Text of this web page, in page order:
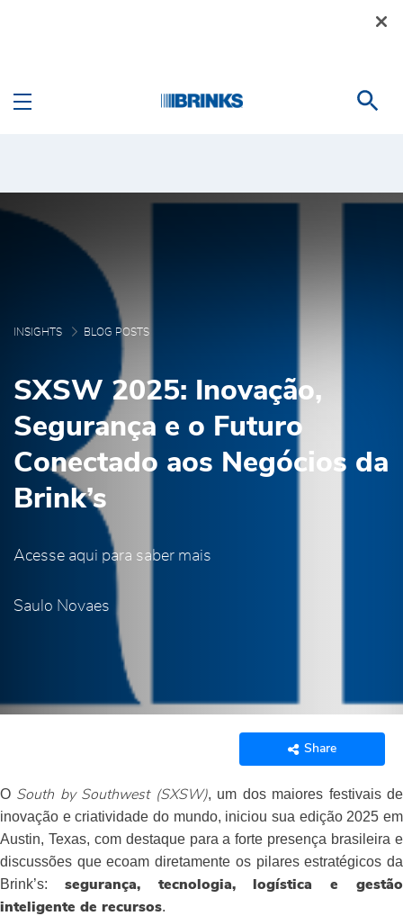
Blog Posts - Brink's
INSIGHTS BLOG POSTS
SXSW 2025: Inovação,
Segurança e o Futuro
Conectado aos Negócios da
Brink’s
Acesse aqui para saber mais
Saulo Novaes
Share
O South by Southwest (SXSW), um dos maiores festivais de
inovação e criatividade do mundo, iniciou sua edição 2025 em
Austin, Texas, com destaque para a forte presença brasileira e
discussões que ecoam diretamente os pilares estratégicos da
Brink’s: segurança, tecnologia, logística e gestão
inteligente de recursos.